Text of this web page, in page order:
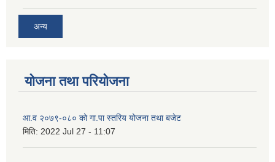
अन्य
योजना तथा परियोजना
आ.व २०७९-०८० को गा.पा स्तरिय योजना तथा बजेट
मिति: 2022 Jul 27 - 11:07